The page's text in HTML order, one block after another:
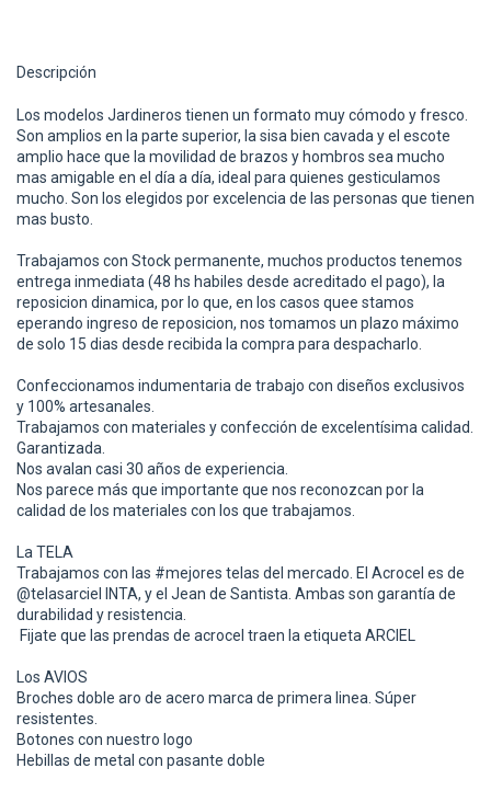
Descripción
Los modelos Jardineros tienen un formato muy cómodo y fresco.
Son amplios en la parte superior, la sisa bien cavada y el escote
amplio hace que la movilidad de brazos y hombros sea mucho
mas amigable en el día a día, ideal para quienes gesticulamos
mucho. Son los elegidos por excelencia de las personas que tienen
mas busto.
Trabajamos con Stock permanente, muchos productos tenemos
entrega inmediata (48 hs habiles desde acreditado el pago), la
reposicion dinamica, por lo que, en los casos quee stamos
eperando ingreso de reposicion, nos tomamos un plazo máximo
de solo 15 dias desde recibida la compra para despacharlo.
Confeccionamos indumentaria de trabajo con diseños exclusivos
y 100% artesanales.
Trabajamos con materiales y confección de excelentísima calidad.
Garantizada.
Nos avalan casi 30 años de experiencia.
Nos parece más que importante que nos reconozcan por la
calidad de los materiales con los que trabajamos.
La TELA
Trabajamos con las #mejores telas del mercado. El Acrocel es de
@telasarciel INTA, y el Jean de Santista. Ambas son garantía de
durabilidad y resistencia.
Fijate que las prendas de acrocel traen la etiqueta ARCIEL
Los AVIOS
Broches doble aro de acero marca de primera linea. Súper
resistentes.
Botones con nuestro logo
Hebillas de metal con pasante doble